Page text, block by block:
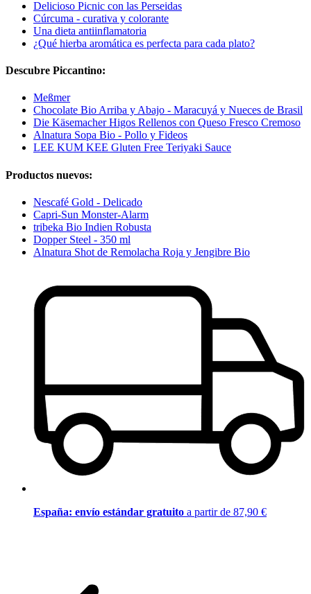
Delicioso Picnic con las Perseidas
Cúrcuma - curativa y colorante
Una dieta antiinflamatoria
¿Qué hierba aromática es perfecta para cada plato?
Descubre Piccantino:
Meßmer
Chocolate Bio Arriba y Abajo - Maracuyá y Nueces de Brasil
Die Käsemacher Higos Rellenos con Queso Fresco Cremoso
Alnatura Sopa Bio - Pollo y Fideos
LEE KUM KEE Gluten Free Teriyaki Sauce
Productos nuevos:
Nescafé Gold - Delicado
Capri-Sun Monster-Alarm
tribeka Bio Indien Robusta
Dopper Steel - 350 ml
Alnatura Shot de Remolacha Roja y Jengibre Bio
España: envío estándar gratuito a partir de 87,90 €